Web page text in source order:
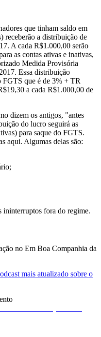
que tinham saldo em
receberão a distribuição de
A cada R$1.000,00 serão
as contas ativas e inativas,
Medida Provisória
Essa distribuição
FGTS que é de 3% + TR
a cada R$1.000,00 de
dizem os antigos, "antes
do lucro seguirá as
para saque do FGTS.
aqui. Algumas delas são:
ininterruptos fora do regime.
no Em Boa Companhia da
mais atualizado sobre o